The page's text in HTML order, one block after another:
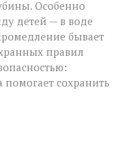
Особенно
детей — в воде
бывает
правил
сохранить